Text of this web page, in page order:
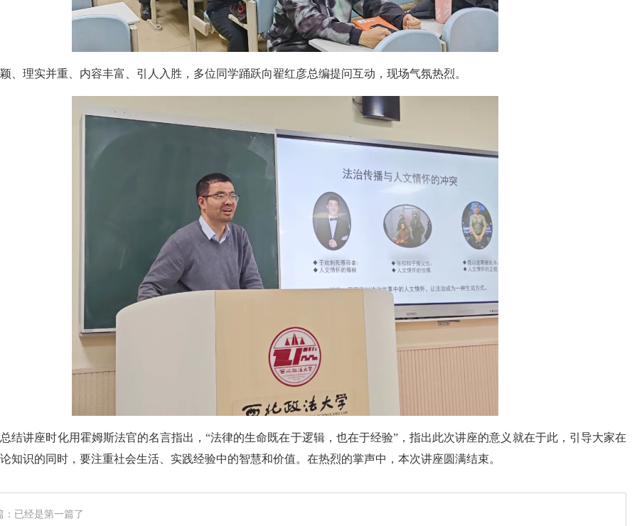
、理实并重、内容丰富、引人入胜，多位同学踊跃向翟红彦总编提问互动，现场气氛热烈。
结讲座时化用霍姆斯法官的名言指出，“法律的生命既在于逻辑，也在于经验”，指出此次讲座的意义就在于此，引导大家在
知识的同时，要注重社会生活、实践经验中的智慧和价值。在热烈的掌声中，本次讲座圆满结束。
：已经是第一篇了